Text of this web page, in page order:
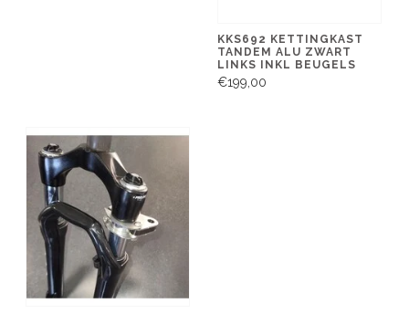
KKS692 KETTINGKAST
TANDEM ALU ZWART
LINKS INKL BEUGELS
€199,00